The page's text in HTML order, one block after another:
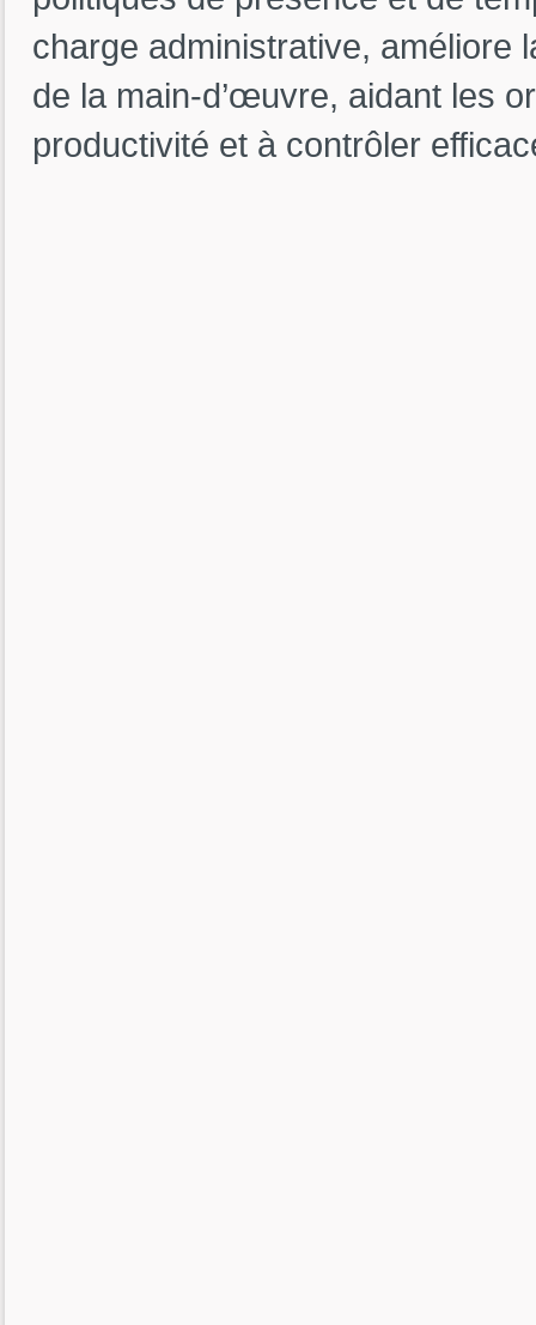
charge administrative, améliore
de la main-d’œuvre, aidant les
productivité et à contrôler